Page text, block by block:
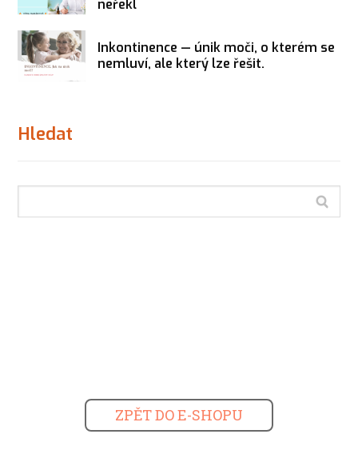
neřekl
Inkontinence — únik moči, o kterém se
nemluví, ale který lze řešit.
Hledat
ZPĚT DO E-SHOPU